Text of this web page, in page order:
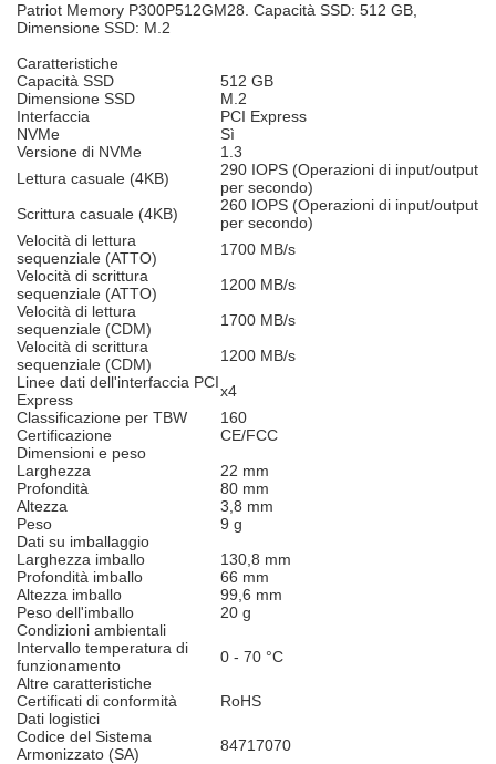
Patriot Memory P300P512GM28. Capacità SSD: 512 GB,
Dimensione SSD: M.2
Caratteristiche
Capacità SSD
512 GB
Dimensione SSD
M.2
Interfaccia
PCI Express
NVMe
Sì
Versione di NVMe
1.3
Lettura casuale (4KB)
290 IOPS (Operazioni di input/output
per secondo)
Scrittura casuale (4KB)
260 IOPS (Operazioni di input/output
per secondo)
Velocità di lettura
sequenziale (ATTO)
1700 MB/s
Velocità di scrittura
sequenziale (ATTO)
1200 MB/s
Velocità di lettura
sequenziale (CDM)
1700 MB/s
Velocità di scrittura
sequenziale (CDM)
1200 MB/s
Linee dati dell'interfaccia PCI
Express
x4
Classificazione per TBW
160
Certificazione
CE/FCC
Dimensioni e peso
Larghezza
22 mm
Profondità
80 mm
Altezza
3,8 mm
Peso
9 g
Dati su imballaggio
Larghezza imballo
130,8 mm
Profondità imballo
66 mm
Altezza imballo
99,6 mm
Peso dell'imballo
20 g
Condizioni ambientali
Intervallo temperatura di
funzionamento
0 - 70 °C
Altre caratteristiche
Certificati di conformità
RoHS
Dati logistici
Codice del Sistema
Armonizzato (SA)
84717070